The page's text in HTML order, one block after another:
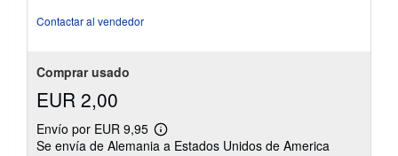
Contactar al vendedor
Comprar usado
EUR 2,00
Envío por EUR 9,95
Más
información
Se envía de Alemania a Estados Unidos de America